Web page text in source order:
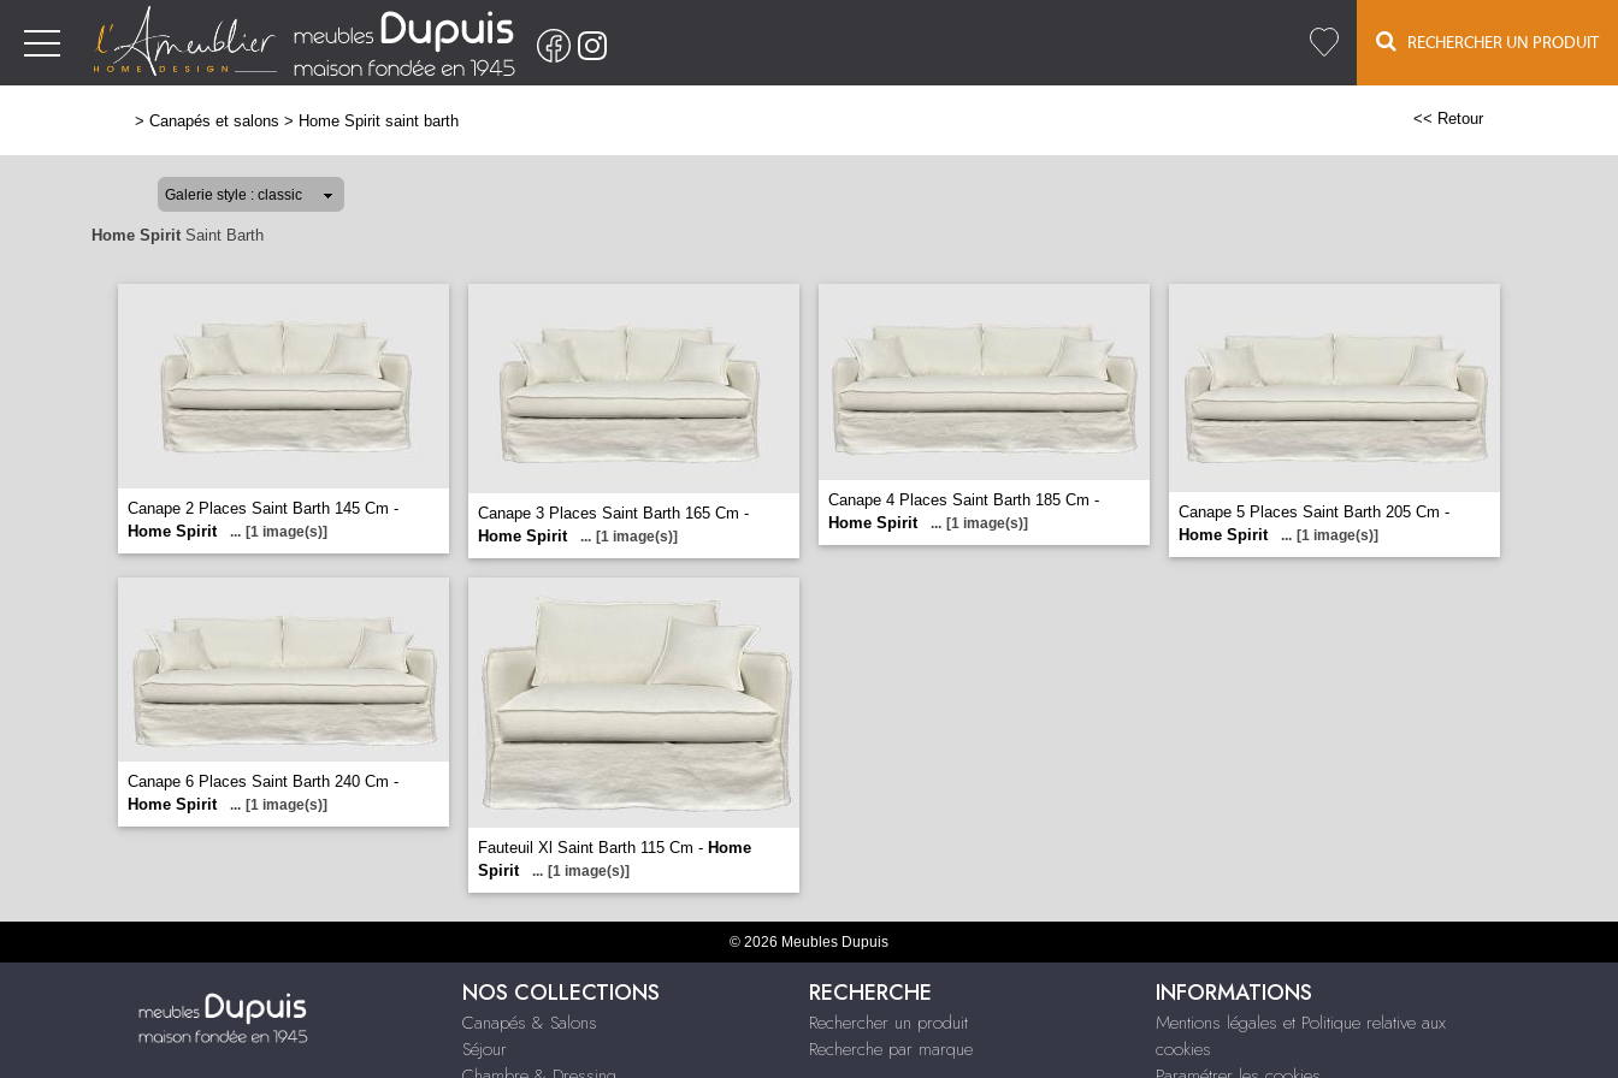
RECHERCHER UN PRODUIT
> Canapés et salons > Home Spirit saint barth << Retour
Home Spirit Saint Barth
Canape 2 Places Saint Barth 145 Cm -
Home Spirit
... [1 image(s)]
Canape 3 Places Saint Barth 165 Cm -
Home Spirit
... [1 image(s)]
Canape 4 Places Saint Barth 185 Cm -
Home Spirit
... [1 image(s)]
Canape 5 Places Saint Barth 205 Cm -
Home Spirit
... [1 image(s)]
Canape 6 Places Saint Barth 240 Cm -
Home Spirit
... [1 image(s)]
Fauteuil Xl Saint Barth 115 Cm - Home
Spirit
... [1 image(s)]
© 2026 Meubles Dupuis
NOS COLLECTIONS
Canapés & Salons
Séjour
RECHERCHE
Rechercher un produit
Recherche par marque
INFORMATIONS
Mentions légales et Politique relative aux
cookies